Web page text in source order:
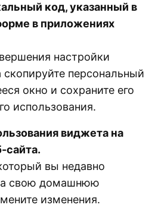
код, указанный в
в приложениях
настройки
скопируйте персональный
окно и сохраните его
использования.
виджета на
сайта.
вы недавно
свою домашнюю
изменения.